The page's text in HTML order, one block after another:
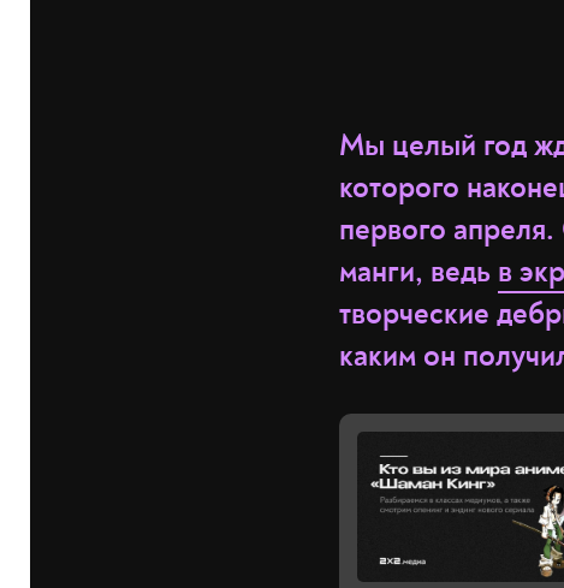
Мы целый год
которого
первого
манги, ведь в
творческие
каким он